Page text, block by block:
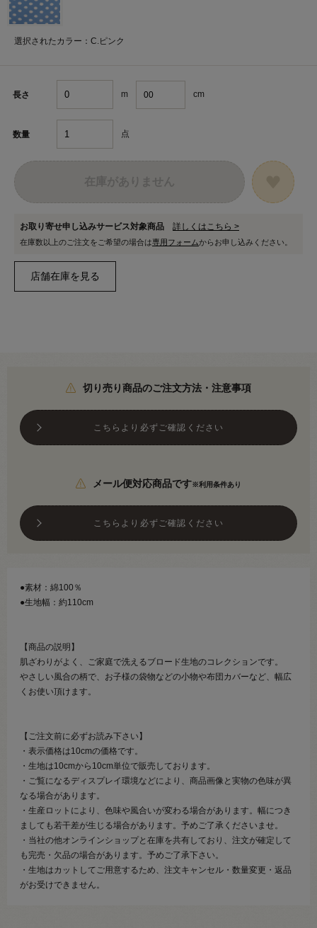
選択されたカラー：C.ピンク
長さ m cm
数量 点
お取り寄せ申し込みサービス対象商品 詳しくはこちら >
在庫数以上のご注文をご希望の場合は専用フォームからお申し込みください。
切り売り商品のご注文方法・注意事項
こちらより必ずご確認ください
メール便対応商品です※利用条件あり
こちらより必ずご確認ください
●素材：綿100％
●生地幅：約110cm
【商品の説明】
肌ざわりがよく、ご家庭で洗えるブロード生地のコレクションです。
やさしい風合の柄で、お子様の袋物などの小物や布団カバーなど、幅広
くお使い頂けます。
【ご注文前に必ずお読み下さい】
・表示価格は10cmの価格です。
・生地は10cmから10cm単位で販売しております。
・ご覧になるディスプレイ環境などにより、商品画像と実物の色味が異
なる場合があります。
・生産ロットにより、色味や風合いが変わる場合があります。幅につき
ましても若干差が生じる場合があります。予めご了承くださいませ。
・当社の他オンラインショップと在庫を共有しており、注文が確定して
も完売・欠品の場合があります。予めご了承下さい。
・生地はカットしてご用意するため、注文キャンセル・数量変更・返品
がお受けできません。